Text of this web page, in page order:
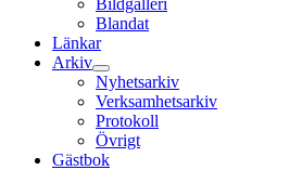
Bildgalleri
Blandat
Länkar
Arkiv
Nyhetsarkiv
Verksamhetsarkiv
Protokoll
Övrigt
Gästbok